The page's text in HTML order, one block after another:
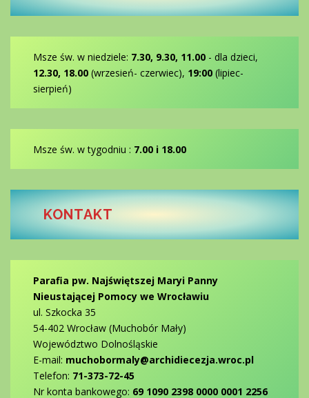
Msze św. w niedziele: 7.30, 9.30, 11.00 - dla dzieci,
12.30, 18.00 (wrzesień- czerwiec), 19:00(lipiec-
sierpień)
Msze św. w tygodniu : 7.00 i 18.00
KONTAKT
Parafia pw. Najświętszej Maryi Panny
Nieustającej Pomocy we Wrocławiu
ul. Szkocka 35
54-402 Wrocław (Muchobór Mały)
Województwo Dolnośląskie
E-mail: muchobormaly@archidiecezja.wroc.pl
Telefon: 71-373-72-45
Nr konta bankowego: 69 1090 2398 0000 0001 2256